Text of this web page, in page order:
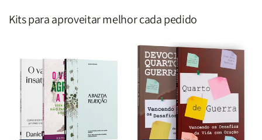
Kits para aproveitar melhor cada pedido